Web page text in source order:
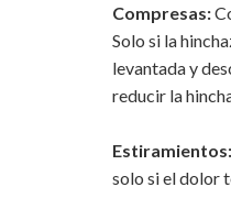
Compresas:
Solo si la
levantada y
reducir la
Estiramientos:
solo si el dolor